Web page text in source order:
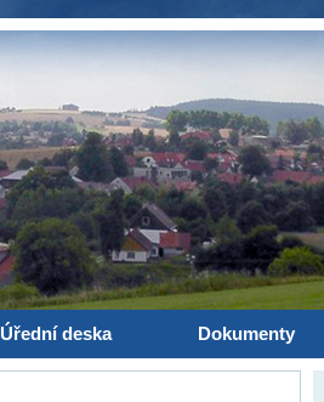
Úřední deska Dokumenty